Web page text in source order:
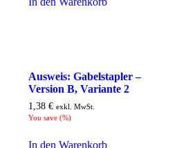
Ausweis: Gabelstapler –
Version B, Variante 2
1,38 € exkl. MwSt.
You save (%)
In den Warenkorb